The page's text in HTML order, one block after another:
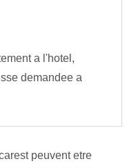
a l'hotel,
demandee a
peuvent etre